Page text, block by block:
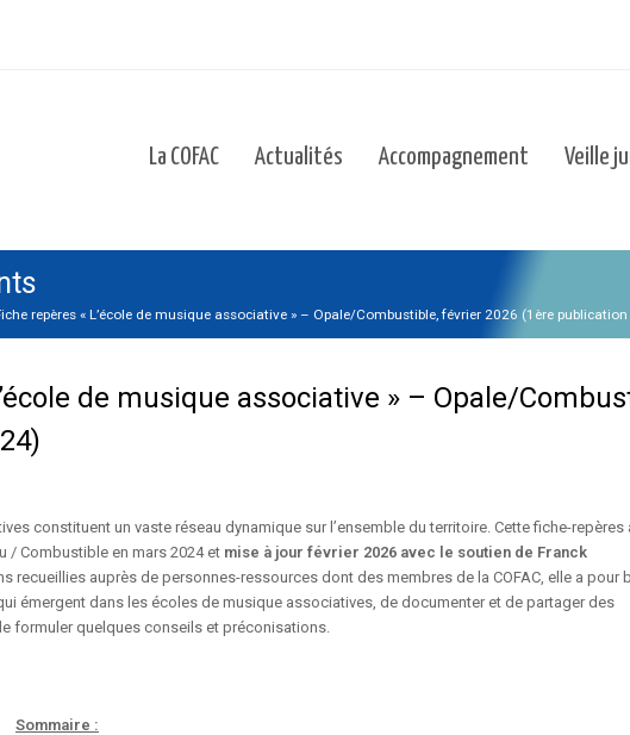
La COFAC Actualités Accompagnement Veille
repères « L’école de musique associative » – Opale/Combustible, février 2026 (1ère
de musique associative » – Opale/
constituent un vaste réseau dynamique sur l’ensemble du territoire. Cette fiche-repères
/ Combustible en mars 2024 et mise à jour février 2026 avec le soutien de Franck
recueillies auprès de personnes-ressources dont des membres de la COFAC, elle a pour
émergent dans les écoles de musique associatives, de documenter et de partager des
formuler quelques conseils et préconisations.
Sommaire :